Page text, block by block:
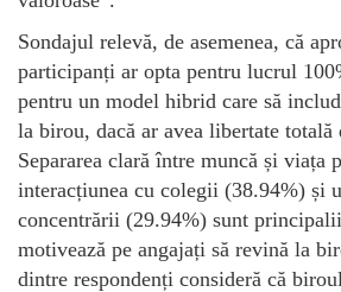
Sondajul relevă, de asemenea, că
participanți ar opta pentru lucrul
pentru un model hibrid care să
la birou, dacă ar avea libertate totală
Separarea clară între muncă și viața
interacțiunea cu colegii (38.94%) și
concentrării (29.94%) sunt
motivează pe angajați să revină la
dintre respondenți consideră că